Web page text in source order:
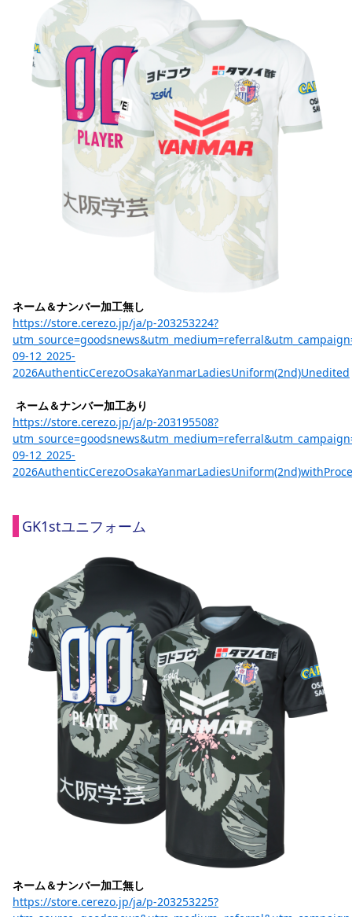
ネーム＆ナンバー加工無し
https://store.cerezo.jp/ja/p-203253224?
09-12_2025-
2026AuthenticCerezoOsakaYanmarLadiesUniform(2nd)Unedited
ネーム＆ナンバー加工あり
https://store.cerezo.jp/ja/p-203195508?
09-12_2025-
GK1stユニフォーム
ネーム＆ナンバー加工無し
https://store.cerezo.jp/ja/p-203253225?